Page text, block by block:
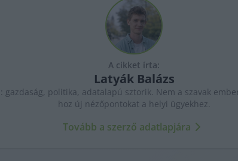
A cikket írta:
Latyák Balázs
gazdaság, politika, adatalapú sztorik. Nem a szavak
hoz új nézőpontokat a helyi ügyekhez.
Tovább a szerző adatlapjára